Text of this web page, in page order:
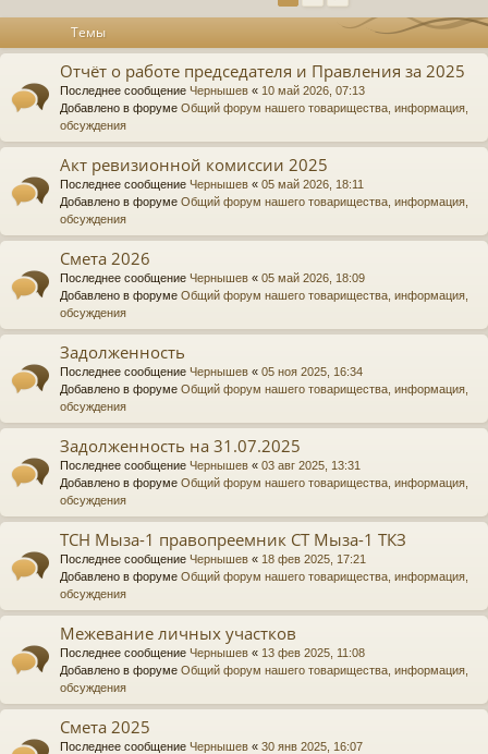
Темы
Отчёт о работе председателя и Правления за 2025
Последнее сообщение Чернышев « 10 май 2026, 07:13
Добавлено в форуме Общий форум нашего товарищества, информация,
обсуждения
Акт ревизионной комиссии 2025
Последнее сообщение Чернышев « 05 май 2026, 18:11
Добавлено в форуме Общий форум нашего товарищества, информация,
обсуждения
Смета 2026
Последнее сообщение Чернышев « 05 май 2026, 18:09
Добавлено в форуме Общий форум нашего товарищества, информация,
обсуждения
Задолженность
Последнее сообщение Чернышев « 05 ноя 2025, 16:34
Добавлено в форуме Общий форум нашего товарищества, информация,
обсуждения
Задолженность на 31.07.2025
Последнее сообщение Чернышев « 03 авг 2025, 13:31
Добавлено в форуме Общий форум нашего товарищества, информация,
обсуждения
ТСН Мыза-1 правопреемник СТ Мыза-1 ТКЗ
Последнее сообщение Чернышев « 18 фев 2025, 17:21
Добавлено в форуме Общий форум нашего товарищества, информация,
обсуждения
Межевание личных участков
Последнее сообщение Чернышев « 13 фев 2025, 11:08
Добавлено в форуме Общий форум нашего товарищества, информация,
обсуждения
Смета 2025
Последнее сообщение Чернышев « 30 янв 2025, 16:07